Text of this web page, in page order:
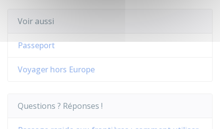
Voir aussi
Passeport
Voyager hors Europe
Questions ? Réponses !